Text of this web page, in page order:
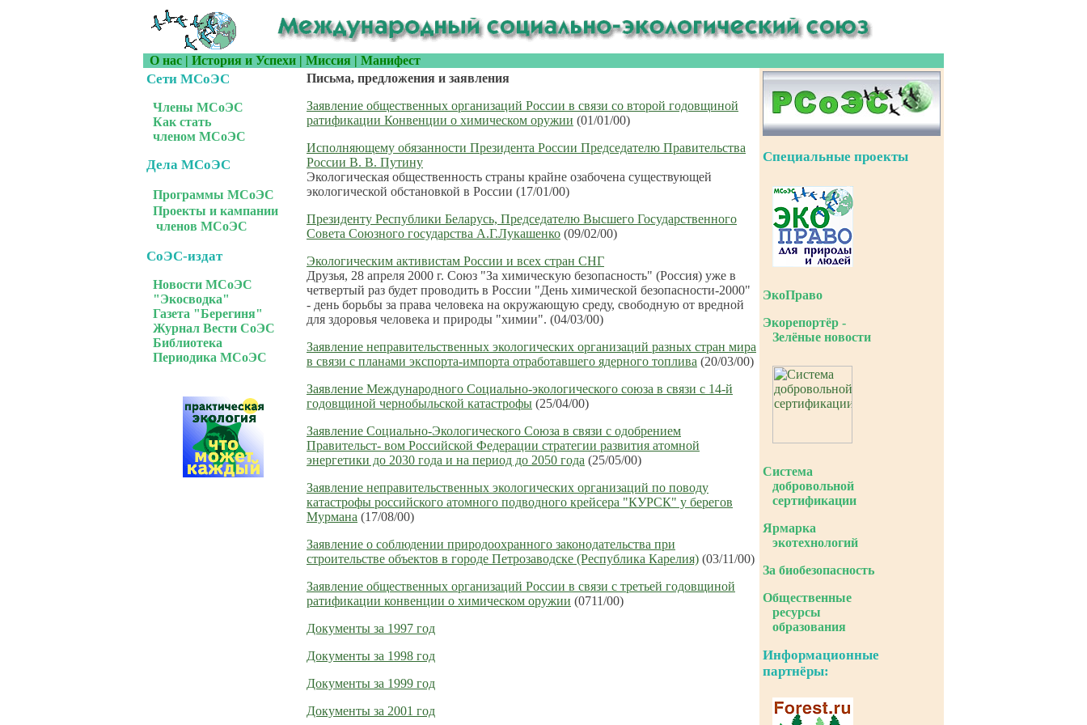
О нас | История и Успехи | Миссия | Манифест
Сети МСоЭС
Члены МСоЭС
Как стать
членом МСоЭС
Дела МСоЭС
Программы МСоЭС
Проекты и кампании
членов МСоЭС
СоЭС-издат
Новости МСоЭС
"Экосводка"
Газета "Берегиня"
Журнал Вести СоЭС
Библиотека
Периодика МСоЭС
Письма, предложения и заявления
Заявление общественных организаций России в связи со второй годовщиной
ратификации Конвенции о химическом оружии (01/01/00)
Исполняющему обязанности Президента России Председателю Правительства
России В. В. Путину
Экологическая общественность страны крайне озабочена существующей
экологической обстановкой в России (17/01/00)
Президенту Республики Беларусь, Председателю Высшего Государственного
Совета Союзного государства А.Г.Лукашенко (09/02/00)
Экологическим активистам России и всех стран СНГ
Друзья, 28 апреля 2000 г. Союз "За химическую безопасность" (Россия) уже в
четвертый раз будет проводить в России "День химической безопасности-2000"
- день борьбы за права человека на окружающую среду, свободную от вредной
для здоровья человека и природы "химии". (04/03/00)
Заявление неправительственных экологических организаций разных стран мира
в связи с планами экспорта-импорта отработавшего ядерного топлива (20/03/00)
Заявление Международного Социально-экологического союза в связи с 14-й
годовщиной чернобыльской катастрофы (25/04/00)
Заявление Социально-Экологического Союза в связи с одобрением
Правительст- вом Российской Федерации стратегии развития атомной
энергетики до 2030 года и на период до 2050 года (25/05/00)
Заявление неправительственных экологических организаций по поводу
катастрофы российского атомного подводного крейсера "КУРСК" у берегов
Мурмана (17/08/00)
Заявление о соблюдении природоохранного законодательства при
строительстве объектов в городе Петрозаводске (Республика Карелия) (03/11/00)
Заявление общественных организаций России в связи с третьей годовщиной
ратификации конвенции о химическом оружии (0711/00)
Документы за 1997 год
Документы за 1998 год
Документы за 1999 год
Документы за 2001 год
Специальные проекты
ЭкоПраво
Экорепортёр -
Зелёные новости
Система
добровольной
сертификации
Ярмарка
экотехнологий
За биобезопасность
Общественные
ресурсы
образования
Информационные
партнёры: